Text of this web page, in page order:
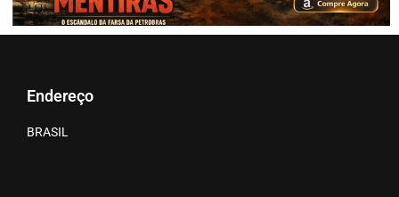
Endereço
BRASIL